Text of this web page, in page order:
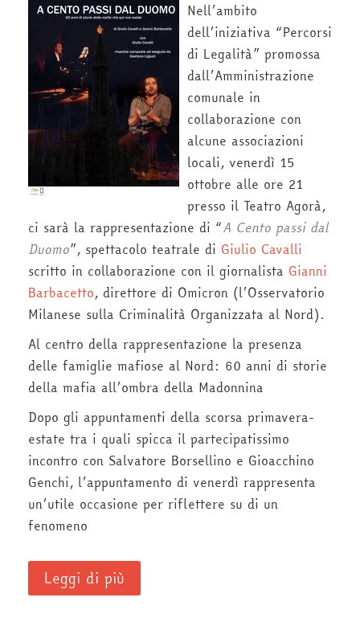
Nell’ambito
dell’iniziativa “Percorsi
di Legalità” promossa
dall’Amministrazione
comunale in
collaborazione con
alcune associazioni
locali, venerdì 15
ottobre alle ore 21
presso il Teatro Agorà,
ci sarà la rappresentazione di “A Cento passi dal
Duomo”, spettacolo teatrale di Giulio Cavalli
scritto in collaborazione con il giornalista Gianni
Barbacetto, direttore di Omicron (l’Osservatorio
Milanese sulla Criminalità Organizzata al Nord).
Al centro della rappresentazione la presenza
delle famiglie mafiose al Nord: 60 anni di storie
della mafia all’ombra della Madonnina
Dopo gli appuntamenti della scorsa primavera-
estate tra i quali spicca il partecipatissimo
incontro con Salvatore Borsellino e Gioacchino
Genchi, l’appuntamento di venerdì rappresenta
un’utile occasione per riflettere su di un
fenomeno
Leggi di più